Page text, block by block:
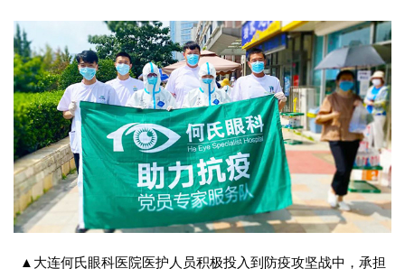
▲大连何氏眼科医院医护人员积极投入到防疫攻坚战中，承担